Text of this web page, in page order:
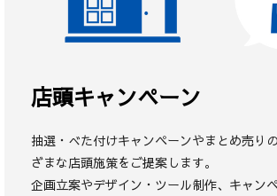
店頭キャンペーン
抽選・べた付けキャンペーンやまとめ売り
ざまな店頭施策をご提案します。
企画立案やデザイン・ツール制作、キャン